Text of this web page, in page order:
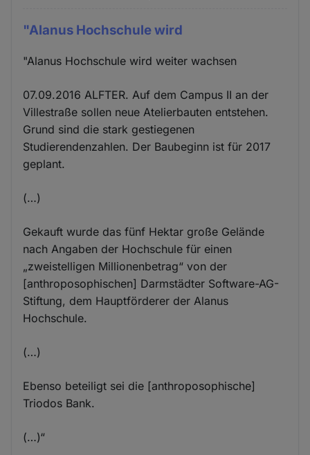
"Alanus Hochschule wird
"Alanus Hochschule wird weiter wachsen
07.09.2016 ALFTER. Auf dem Campus II an der
Villestraße sollen neue Atelierbauten entstehen.
Grund sind die stark gestiegenen
Studierendenzahlen. Der Baubeginn ist für 2017
geplant.
(…)
Gekauft wurde das fünf Hektar große Gelände
nach Angaben der Hochschule für einen
„zweistelligen Millionenbetrag“ von der
[anthroposophischen] Darmstädter Software-AG-
Stiftung, dem Hauptförderer der Alanus
Hochschule.
(…)
Ebenso beteiligt sei die [anthroposophische]
Triodos Bank.
(…)“